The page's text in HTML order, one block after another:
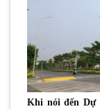
Khi nói đến Dự